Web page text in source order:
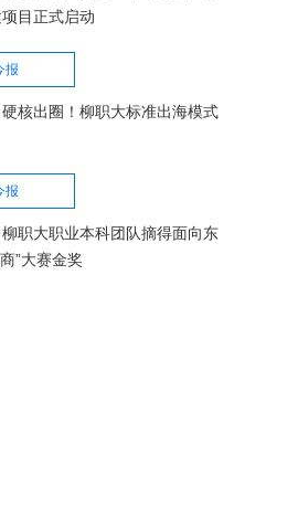
目正式启动
报
硬核出圈！柳职大标准出海模式
报
柳职大职业本科团队摘得面向东
”大赛金奖